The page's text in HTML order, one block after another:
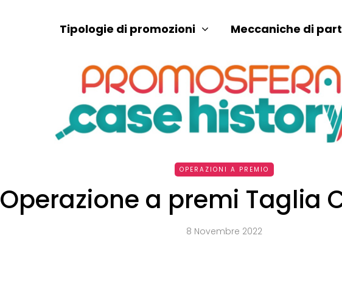
Tipologie di promozioni Meccaniche di
OPERAZIONI A PREMIO
Operazione a premi Taglia
8 Novembre 2022